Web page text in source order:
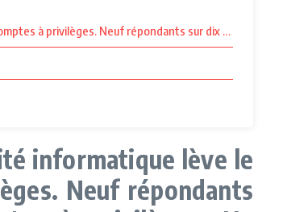
à privilèges. Neuf répondants sur dix
informatique lève le
Neuf répondants